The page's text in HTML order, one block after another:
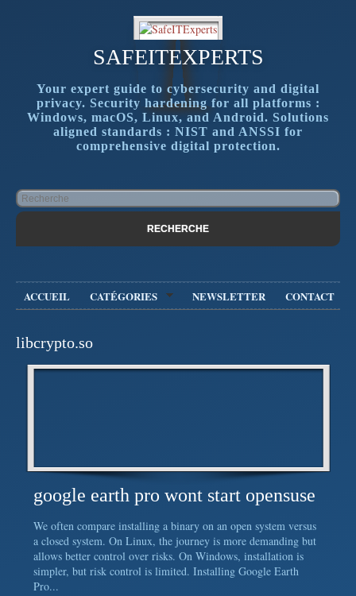
SAFEITEXPERTS
Your expert guide to cybersecurity and digital
privacy. Security hardening for all platforms :
Windows, macOS, Linux, and Android. Solutions
aligned standards : NIST and ANSSI for
comprehensive digital protection.
ACCUEIL CATÉGORIES NEWSLETTER CONTACT
libcrypto.so
google earth pro wont start opensuse
We often compare installing a binary on an open system versus
a closed system. On Linux, the journey is more demanding but
allows better control over risks. On Windows, installation is
simpler, but risk control is limited. Installing Google Earth
Pro...